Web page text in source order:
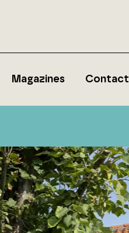
Magazines Contact